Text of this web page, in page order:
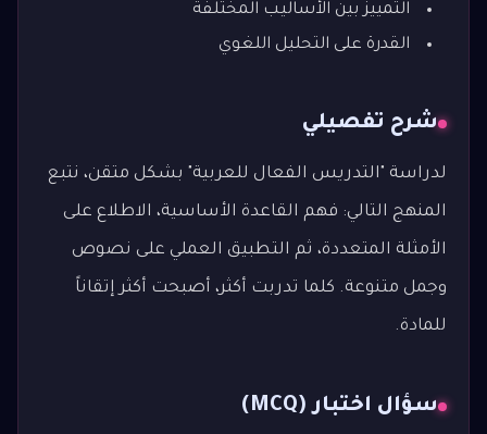
التمييز بين الأساليب المختلفة
القدرة على التحليل اللغوي
شرح تفصيلي
لدراسة "التدريس الفعال للعربية" بشكل متقن، نتبع
المنهج التالي: فهم القاعدة الأساسية، الاطلاع على
الأمثلة المتعددة، ثم التطبيق العملي على نصوص
وجمل متنوعة. كلما تدربت أكثر، أصبحت أكثر إتقاناً
للمادة.
سؤال اختبار (MCQ)